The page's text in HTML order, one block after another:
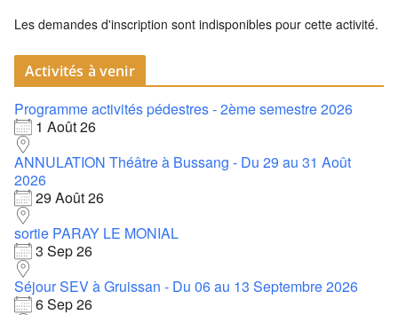
Les demandes d'inscription sont indisponibles pour cette activité.
Activités à venir
Programme activités pédestres - 2ème semestre 2026
1 Août 26
ANNULATION Théâtre à Bussang - Du 29 au 31 Août
2026
29 Août 26
sortie PARAY LE MONIAL
3 Sep 26
Séjour SEV à Gruissan - Du 06 au 13 Septembre 2026
6 Sep 26